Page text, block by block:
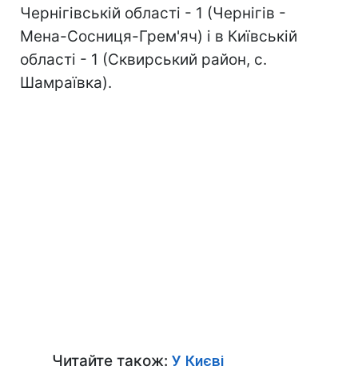
Чернігівській області - 1 (Чернігів -
Мена-Сосниця-Грем'яч) і в Київській
області - 1 (Сквирський район, с.
Шамраївка).
Читайте також: У Києві